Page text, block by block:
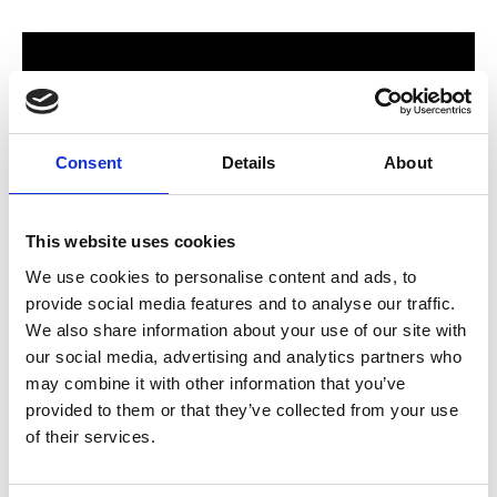
Consent Details About
This website uses cookies
We use cookies to personalise content and ads, to
provide social media features and to analyse our traffic.
We also share information about your use of our site with
our social media, advertising and analytics partners who
may combine it with other information that you’ve
provided to them or that they’ve collected from your use
of their services.
För hela familjen
2024 stod Varbergs nya butik och bygglagar klart. Förmodligen
ett av Sveriges mest välsorterade byggvaruhus som välkomnar
både dig som konsument och proffskund. Varbergs Trä har allt